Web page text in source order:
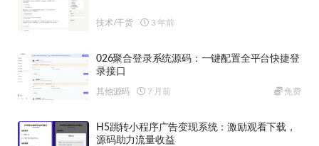
技术/干货 3 年前
026聚合登录系统源码：一键配置全平台快捷登
录接口
其他源码 7 月前 免费
H5跳转小程序广告变现系统：激励观看下载，
源码助力流量收益